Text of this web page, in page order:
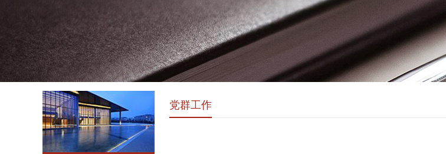
党群工作